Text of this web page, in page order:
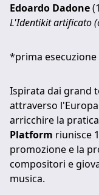
Edoardo Dadone
L'Identikit artificato
*prima esecuzione
Ispirata dai grand
attraverso
arricchire la
Platform riunisce
promozione e la
compositori e
musica.